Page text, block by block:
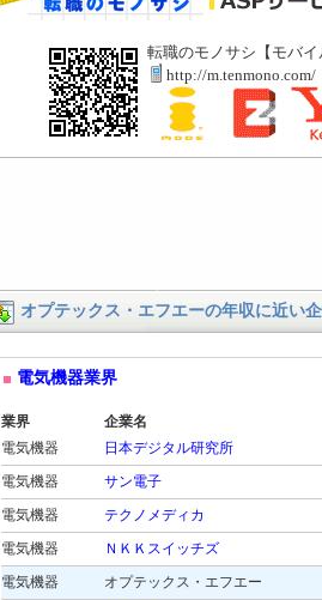
転職のモノサシ【モバ
http://m.tenmono.com/
オプテックス・エフエーの年収に近い
電気機器業界
業界 企業名
電気機器
日本デジタル研究所
電気機器
サン電子
電気機器
テクノメディカ
電気機器
ＮＫＫスイッチズ
電気機器
オプテックス・エフエー